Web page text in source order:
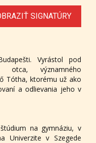
SIGNATÚRY
Vyrástol pod
otca, významného
Tótha, ktorému už ako
a odlievania jeho v
na gymnáziu, v
Univerzite v Szegede